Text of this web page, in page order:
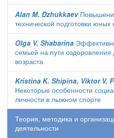
Alan M. Dzhukkaev
технической подготовки юных
Olga V. Shabarina
семьей на пути оздоровления
возраста
Kristina K. Shipina, Viktor V.
Некоторые особенности
личности в лыжном спорте
Теория, методика и
деятельности